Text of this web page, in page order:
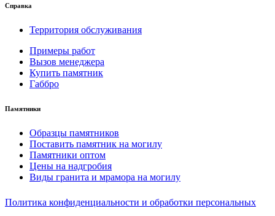
Справка
Территория обслуживания
Примеры работ
Вызов менеджера
Купить памятник
Габбро
Памятники
Образцы памятников
Поставить памятник на могилу
Памятники оптом
Цены на надгробия
Виды гранита и мрамора на могилу
Политика конфиденциальности и обработки персональных